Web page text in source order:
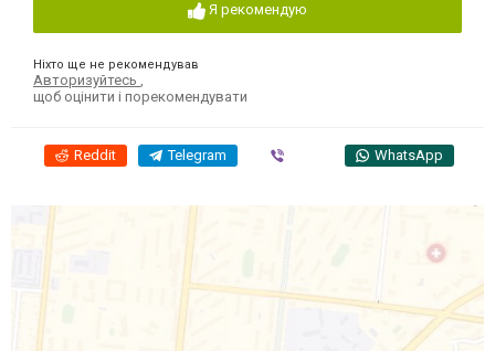
Я рекомендую
Ніхто ще не рекомендував
Авторизуйтесь
щоб оцінити і порекомендувати
Reddit Telegram WhatsApp